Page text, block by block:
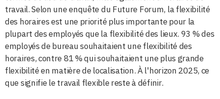
travail. Selon une enquête du Future Forum, la flexibilité
des horaires est une priorité plus importante pour la
plupart des employés que la flexibilité des lieux. 93 % des
employés de bureau souhaitaient une flexibilité des
horaires, contre 81 % qui souhaitaient une plus grande
flexibilité en matière de localisation. À l'horizon 2025, ce
que signifie le travail flexible reste à définir.